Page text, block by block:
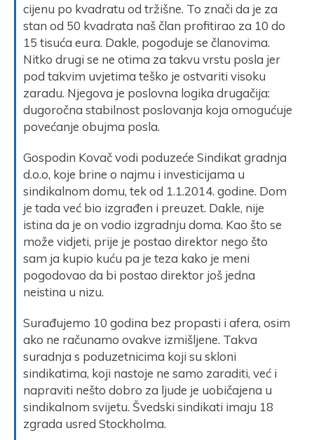
cijenu po kvadratu od tržišne. To znači da je za
stan od 50 kvadrata naš član profitirao za 10 do
15 tisuća eura. Dakle, pogoduje se članovima.
Nitko drugi se ne otima za takvu vrstu posla jer
pod takvim uvjetima teško je ostvariti visoku
zaradu. Njegova je poslovna logika drugačija:
dugoročna stabilnost poslovanja koja omogućuje
povećanje obujma posla.
Gospodin Kovač vodi poduzeće Sindikat gradnja
d.o.o, koje brine o najmu i investicijama u
sindikalnom domu, tek od 1.1.2014. godine. Dom
je tada već bio izgrađen i preuzet. Dakle, nije
istina da je on vodio izgradnju doma. Kao što se
može vidjeti, prije je postao direktor nego što
sam ja kupio kuću pa je teza kako je meni
pogodovao da bi postao direktor još jedna
neistina u nizu.
Surađujemo 10 godina bez propasti i afera, osim
ako ne računamo ovakve izmišljene. Takva
suradnja s poduzetnicima koji su skloni
sindikatima, koji nastoje ne samo zaraditi, već i
napraviti nešto dobro za ljude je uobičajena u
sindikalnom svijetu. Švedski sindikati imaju 18
zgrada usred Stockholma.